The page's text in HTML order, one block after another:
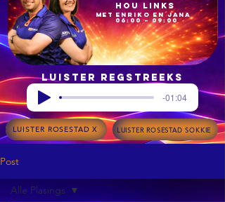
06:00 – 09:00
met Enriko en Jana
Hou Links
Luister regstreeks
-01:04
LUISTER ROSESTAD X LUISTER ROSESTAD SOKKIE
Post
Alle Plasings